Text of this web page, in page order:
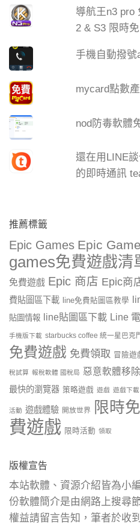
導航王n3 pro
2 & S3 限時
手機自動撥
mycard點數
nod防毒軟體
還在用LINE
的即時通訊
推薦標籤
Epic Games Epic
games免費遊戲清
免費遊戲 Epic 商店 Epic商
費貼圖區下載
line免費貼圖區教學
貼圖情報
line貼圖區下載 Line
手機版下載 starbucks coffee 統一星巴克
免費遊戲 免費領取 冒險遊
稅試算 報稅軟體 國稅局 惡意軟體移
最快的瀏覽器 策略遊戲 遊戲 遊戲下載
活動 遊戲體驗 開放世界 限時
費遊戲 限時活動 領取
版權宣告
本站軟體、資源介紹皆為小
份軟體簡介是由網路上搜尋
權益請留言告知，筆者於收